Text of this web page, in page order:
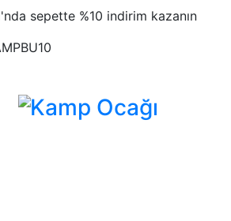
sepette %10 indirim kazanın
Kamp Ocağı